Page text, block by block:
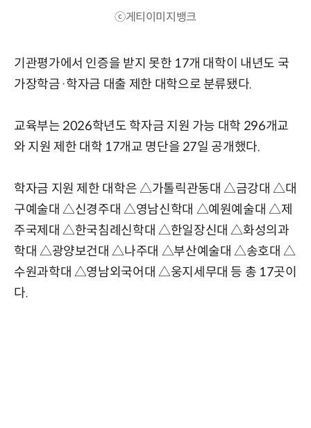
ⓒ게티이미지뱅크
기관평가에서 인증을 받지 못한 17개 대학이 내년도 국
가장학금·학자금 대출 제한 대학으로 분류됐다.
교육부는 2026학년도 학자금 지원 가능 대학 296개교
와 지원 제한 대학 17개교 명단을 27일 공개했다.
학자금 지원 제한 대학은 △가톨릭관동대 △금강대 △대
구예술대 △신경주대 △영남신학대 △예원예술대 △제
주국제대 △한국침례신학대 △한일장신대 △화성의과
학대 △광양보건대 △나주대 △부산예술대 △송호대 △
수원과학대 △영남외국어대 △웅지세무대 등 총 17곳이
다.